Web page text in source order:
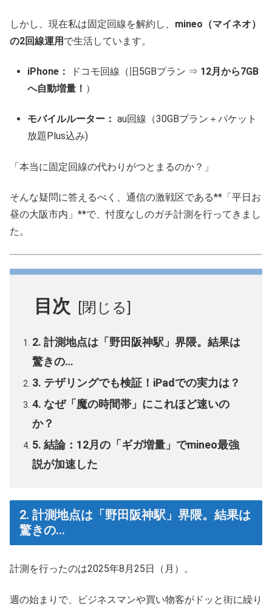
しかし、現在私は固定回線を解約し、 mineo（マイネオ）
の2回線運用 で生活しています。
iPhone： ドコモ回線（旧5GBプラン ⇒ 12月から7GB
へ自動増量！ ）
モバイルルーター： au回線（30GBプラン＋パケット
放題Plus込み)
「本当に固定回線の代わりがつとまるのか？」
そんな疑問に答えるべく、通信の激戦区である**「平日お
昼の大阪市内」**で、忖度なしのガチ計測を行ってきまし
た。
目次
2. 計測地点は「野田阪神駅」界隈。結果は
驚きの…
3. テザリングでも検証！iPadでの実力は？
4. なぜ「魔の時間帯」にこれほど速いの
か？
5. 結論：12月の「ギガ増量」でmineo最強
説が加速した
2. 計測地点は「野田阪神駅」界隈。結果は
驚きの…
計測を行ったのは2025年8月25日（月）。
週の始まりで、ビジネスマンや買い物客がドッと街に繰り